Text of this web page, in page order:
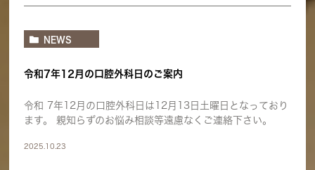
NEWS
令和7年12月の口腔外科日のご案内
令和 7年12月の口腔外科日は12月13日土曜日となっており
ます。 親知らずのお悩み相談等遠慮なくご連絡下さい。
2025.10.23